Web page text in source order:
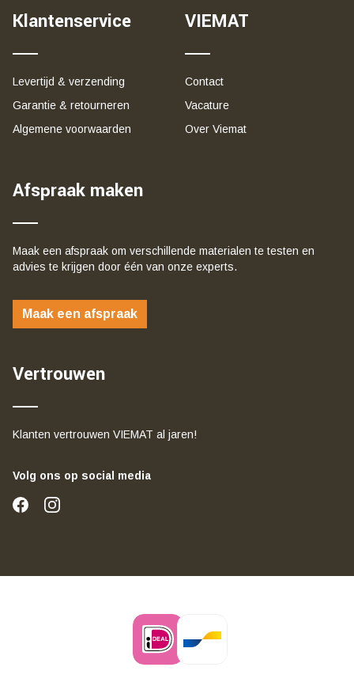
Klantenservice
Levertijd & verzending
Garantie & retourneren
Algemene voorwaarden
VIEMAT
Contact
Vacature
Over Viemat
Afspraak maken
Maak een afspraak om verschillende materialen te testen en
advies te krijgen door één van onze experts.
Maak een afspraak
Vertrouwen
Klanten vertrouwen VIEMAT al jaren!
Volg ons op social media